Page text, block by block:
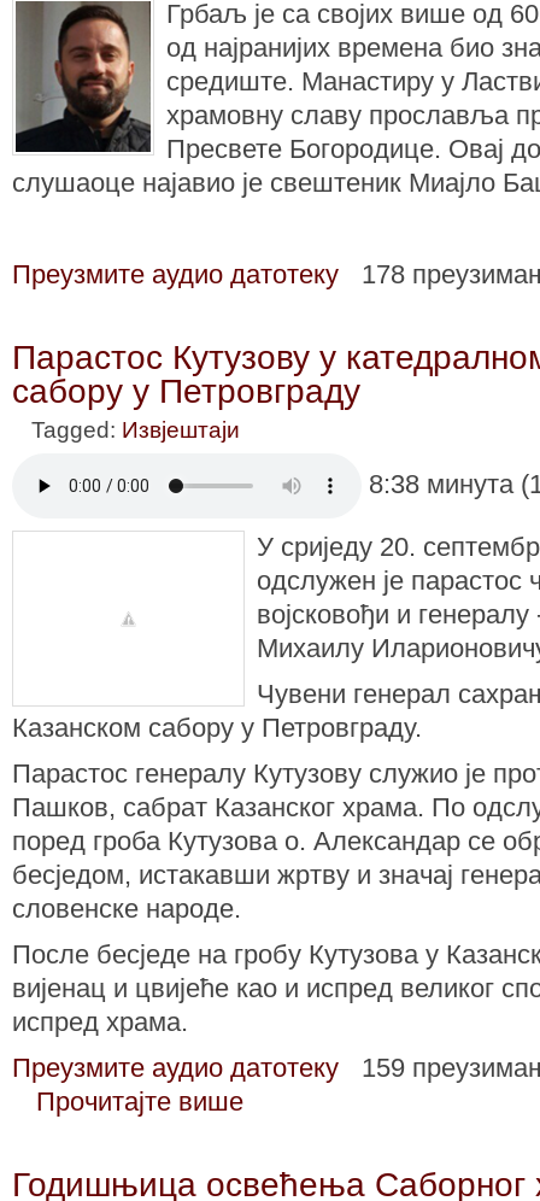
Грбаљ је са својих више од
од најранијих времена био
средиште. Манастиру у
храмовну славу прославља
Пресвете Богородице. Овај
слушаоце најавио је свештеник Миајло
Преузмите аудио датотеку 178
Парастос Кутузову у
сабору у Петровграду
Tagged: Извјештаји
8:38 минута
У сриједу 20.
одслужен је парастос
војсковођи и
Михаилу
Чувени генерал
Казанском сабору у Петровграду.
Парастос генералу Кутузову служио је
Пашков, сабрат Казанског храма. По
поред гроба Кутузова о. Александар се
бесједом, истакавши жртву и значај
словенске народе.
После бесједе на гробу Кутузова у
вијенац и цвијеће као и испред великог
испред храма.
Преузмите аудио датотеку
159
Прочитајте више
Годишњица освећења Саборног